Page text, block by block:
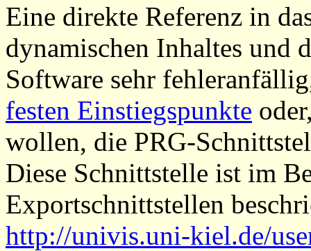
Eine direkte Referenz in
dynamischen Inhaltes und
Software sehr
festen Einstiegspunkte
wollen, die PRG-
Diese Schnittstelle ist im
Exportschnittstellen
http://univis.uni-kiel.de/